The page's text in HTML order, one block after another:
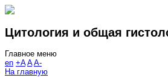
Цитология и общая
Главное меню
en +A A A-
На главную